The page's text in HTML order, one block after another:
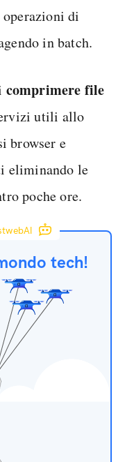
di
in batch.
comprimere file
utili allo
browser e
eliminando le
poche ore.
tech!